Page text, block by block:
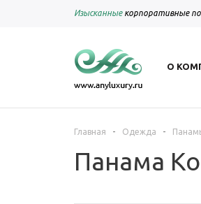
Изысканныекорпоративные
О
Главная - Одежда -
Панама